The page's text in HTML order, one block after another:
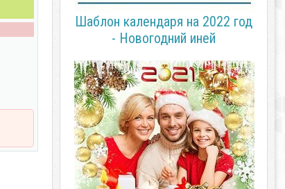
Шаблон календаря на 2022 год
- Новогодний иней